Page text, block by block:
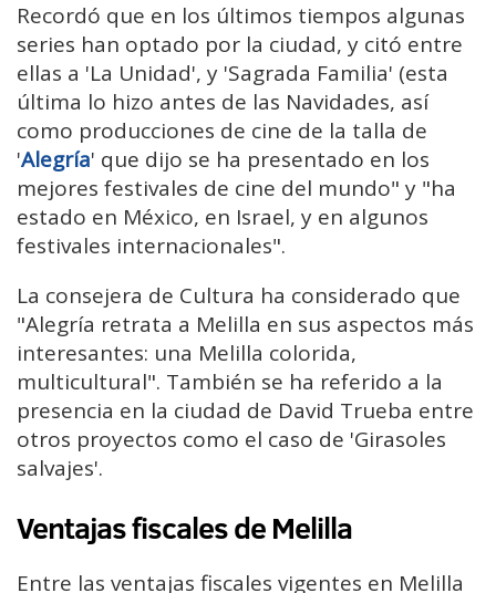
Recordó que en los últimos tiempos algunas
series han optado por la ciudad, y citó entre
ellas a 'La Unidad', y 'Sagrada Familia' (esta
última lo hizo antes de las Navidades, así
como producciones de cine de la talla de
'Alegría' que dijo se ha presentado en los
mejores festivales de cine del mundo" y "ha
estado en México, en Israel, y en algunos
festivales internacionales".
La consejera de Cultura ha considerado que
"Alegría retrata a Melilla en sus aspectos más
interesantes: una Melilla colorida,
multicultural". También se ha referido a la
presencia en la ciudad de David Trueba entre
otros proyectos como el caso de 'Girasoles
salvajes'.
Ventajas fiscales de Melilla
Entre las ventajas fiscales vigentes en Melilla